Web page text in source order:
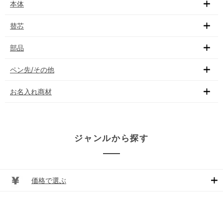
本体
替芯
部品
ペン先/その他
お名入れ商材
ジャンルから探す
価格で選ぶ